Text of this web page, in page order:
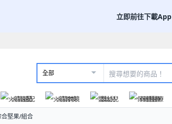
立即前往下載App
全部
火箭速配 火箭跨境 嬰幼兒 保健醫療
合堅果/組合